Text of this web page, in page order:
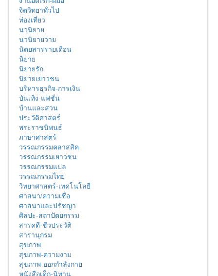
จิตวิทยาทั่วไป
ท่องเที่ยว
นวนิยาย
นวนิยายวาย
นิตยสารรายเดือน
นิยาย
นิยายรัก
นิยายเยาวชน
บริหารธุรกิจ-การเงิน
บันเทิง-แฟชั่น
บ้านและสวน
ประวัติศาสตร์
พระราชนิพนธ์
ภาษาศาสตร์
วรรณกรรมคลาสสิค
วรรณกรรมเยาวชน
วรรณกรรมแปล
วรรณกรรมไทย
วิทยาศาสตร์-เทคโนโลยี
ศาสนา/ความเชื่อ
ศาสนาและปรัชญา
ศิลปะ-สถาปัตยกรรม
สารคดี-ชีวประวัติ
สารานุกรม
สุขภาพ
สุขภาพ-ความงาม
สุขภาพ-ออกกำลังกาย
หนังสือเด็ก-นิทาน